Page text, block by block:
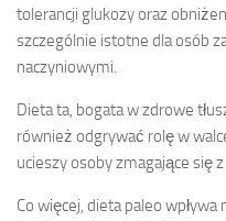
tolerancji glukozy oraz
szczególnie istotne dla osób
naczyniowymi.
Dieta ta, bogata w zdrowe
również odgrywać rolę w
ucieszy osoby zmagające się
Co więcej, dieta paleo